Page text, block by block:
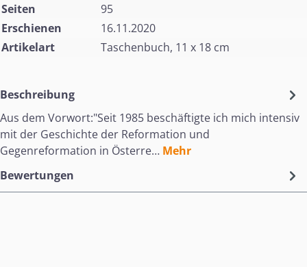
Seiten
95
Erschienen
16.11.2020
Artikelart
Taschenbuch, 11 x 18 cm
Beschreibung
Aus dem Vorwort:"Seit 1985 beschäftigte ich mich intensiv
mit der Geschichte der Reformation und
Gegenreformation in Österre… Mehr
Bewertungen